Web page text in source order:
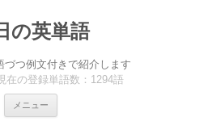
の英単語
づつ例文付きで紹介します
在の登録単語数：1294語
メニュー